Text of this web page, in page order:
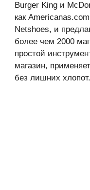
Burger King и
как
Netshoes, и
более чем 2000
простой
магазин,
без лишних хлопот.